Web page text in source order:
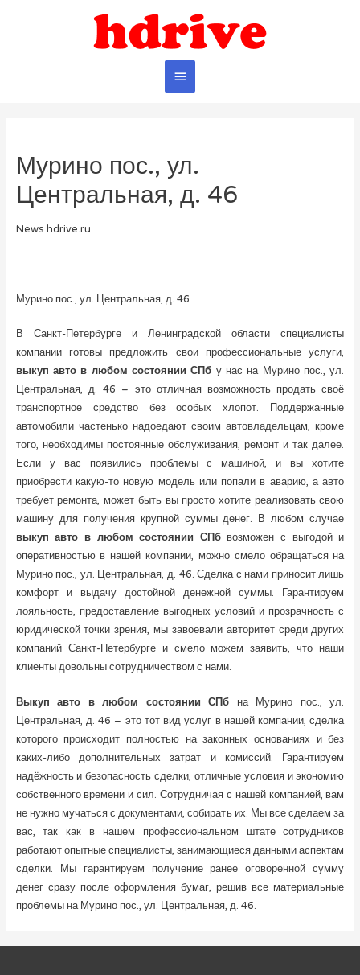
Главное
Мурино пос., ул.
Центральная, д. 46
News hdrive.ru
Мурино пос., ул. Центральная, д. 46
В Санкт-Петербурге и Ленинградской области специалисты
компании готовы предложить свои профессиональные услуги,
выкуп авто в любом состоянии СПб у нас на Мурино пос., ул.
Центральная, д. 46 – это отличная возможность продать своё
транспортное средство без особых хлопот. Поддержанные
автомобили частенько надоедают своим автовладельцам, кроме
того, необходимы постоянные обслуживания, ремонт и так далее.
Если у вас появились проблемы с машиной, и вы хотите
приобрести какую-то новую модель или попали в аварию, а авто
требует ремонта, может быть вы просто хотите реализовать свою
машину для получения крупной суммы денег. В любом случае
выкуп авто в любом состоянии СПбвозможен с выгодой и
оперативностью в нашей компании, можно смело обращаться на
Мурино пос., ул. Центральная, д. 46. Сделка с нами приносит лишь
комфорт и выдачу достойной денежной суммы. Гарантируем
лояльность, предоставление выгодных условий и прозрачность с
юридической точки зрения, мы завоевали авторитет среди других
компаний Санкт-Петербурге и смело можем заявить, что наши
клиенты довольны сотрудничеством с нами.
Выкуп авто в любом состоянии СПб на Мурино пос., ул.
Центральная, д. 46 – это тот вид услуг в нашей компании, сделка
которого происходит полностью на законных основаниях и без
каких-либо дополнительных затрат и комиссий. Гарантируем
надёжность и безопасность сделки, отличные условия и экономию
собственного времени и сил. Сотрудничая с нашей компанией, вам
не нужно мучаться с документами, собирать их. Мы все сделаем за
вас, так как в нашем профессиональном штате сотрудников
работают опытные специалисты, занимающиеся данными аспектам
сделки. Мы гарантируем получение ранее оговоренной сумму
денег сразу после оформления бумаг, решив все материальные
проблемы на Мурино пос., ул. Центральная, д. 46.